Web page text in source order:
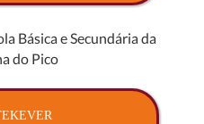
Básica e Secundária da
do Pico